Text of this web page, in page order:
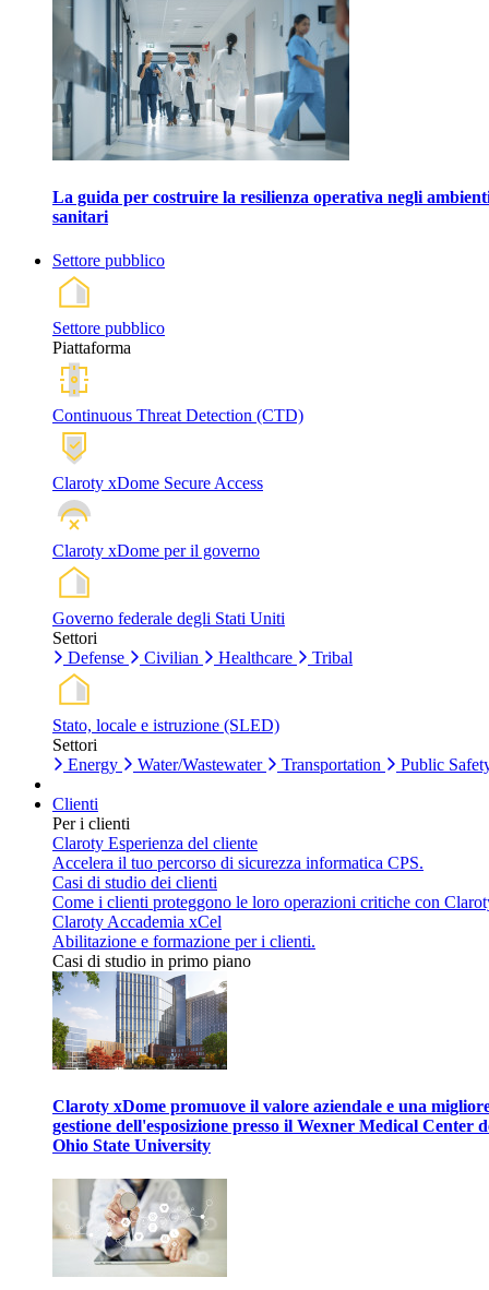
La guida per costruire la resilienza operativa negli
sanitari
Settore pubblico
Settore pubblico
Piattaforma
Continuous Threat Detection (CTD)
Claroty xDome Secure Access
Claroty xDome per il governo
Governo federale degli Stati Uniti
Settori
Defense
Civilian Healthcare Tribal
Stato, locale e istruzione (SLED)
Settori
Energy
Water/Wastewater Transportation Public
Clienti
Per i clienti
Claroty Esperienza del cliente
Accelera il tuo percorso di sicurezza informatica CPS.
Casi di studio dei clienti
Come i clienti proteggono le loro operazioni critiche con
Claroty Accademia xCel
Abilitazione e formazione per i clienti.
Casi di studio in primo piano
Claroty xDome promuove il valore aziendale e una
gestione dell'esposizione presso il Wexner Medical Center
Ohio State University